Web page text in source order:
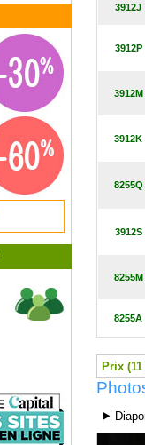
3912J
3912P
3912M
3912K
8255Q
3912S
8255M
8255A
Prix
⯈